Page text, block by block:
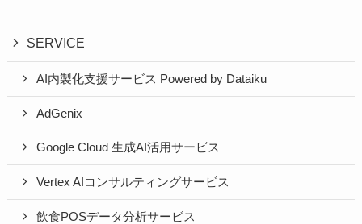
SERVICE
AI内製化支援サービス Powered by Dataiku
AdGenix
Google Cloud 生成AI活用サービス
Vertex AIコンサルティングサービス
飲食POSデータ分析サービス